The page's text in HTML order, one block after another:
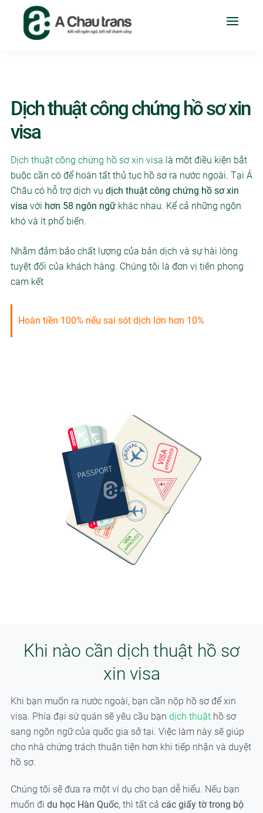
Dịch thuật công chứng hồ sơ xin
visa
Dịch thuật công chứng hồ sơ xin visa là một điều kiện bắt
buộc cần có để hoàn tất thủ tục hồ sơ ra nước ngoài. Tại Á
Châu có hỗ trợ dịch vụ dịch thuật công chứng hồ sơ xin
visa với hơn 58 ngôn ngữkhác nhau. Kể cả những ngôn
khó và ít phổ biến.
Nhằm đảm bảo chất lượng của bản dịch và sự hài lòng
tuyệt đối của khách hàng. Chúng tôi là đơn vị tiên phong
cam kết
Hoàn tiền 100% nếu sai sót dịch lớn hơn 10%
Khi nào cần dịch thuật hồ sơ
xin visa
Khi bạn muốn ra nước ngoài, bạn cần nộp hồ sơ để xin
visa. Phía đại sứ quán sẽ yêu cầu bạn dịch thuậthồ sơ
sang ngôn ngữ của quốc gia sở tại. Việc làm này sẽ giúp
cho nhà chứng trách thuận tiện hơn khi tiếp nhận và duyệt
hồ sơ.
Chúng tôi sẽ đưa ra một ví dụ cho bạn dễ hiểu. Nếu bạn
muốn đi du học Hàn Quốc, thì tất cả các giấy tờ trong bộ